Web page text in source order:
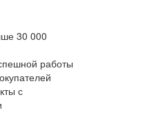
30 000
работы
с